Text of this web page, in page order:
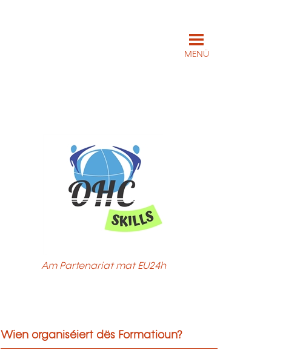
MENÜ
Am Partenariat mat EU24h
Wien organiséiert dës Formatioun?